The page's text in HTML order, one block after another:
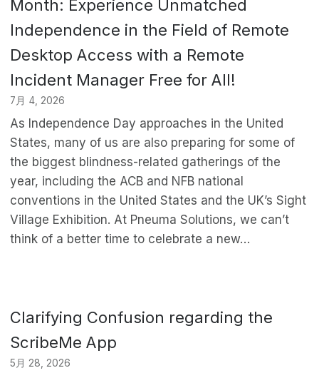
Month: Experience Unmatched
Independence in the Field of Remote
Desktop Access with a Remote
Incident Manager Free for All!
7月 4, 2026
As Independence Day approaches in the United
States, many of us are also preparing for some of
the biggest blindness-related gatherings of the
year, including the ACB and NFB national
conventions in the United States and the UK’s Sight
Village Exhibition. At Pneuma Solutions, we can’t
think of a better time to celebrate a new…
Clarifying Confusion regarding the
ScribeMe App
5月 28, 2026